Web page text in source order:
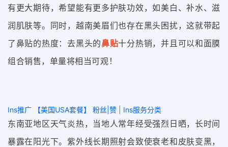
有更大期待，希望能有更多护肤功效，如美白、补水、滋
润肌肤等。同时，越南美眉们也存在黑头困扰，这就带起
了鼻贴的热度：去黑头的鼻贴十分热销，并且可以和面膜
组合销售，单量将相当可观！
Ins推广 【美国USA套餐】 粉丝|赞
Ins服务分类
东南亚地区天气炎热，当地人常年经受强烈日晒，长时间
暴露在阳光下。紫外线长期照射会致使衰老和皮肤变黑，